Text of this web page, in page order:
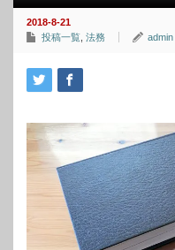
2018-8-21
投稿一覧 法務 admin